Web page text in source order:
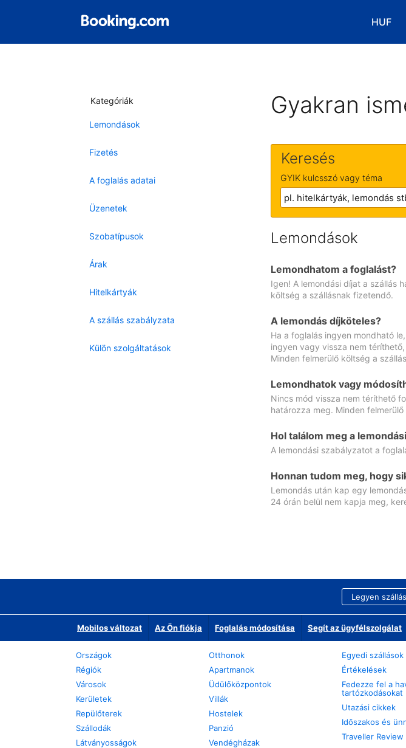
HUF
Kategóriák
Lemondások
Fizetés
A foglalás adatai
Üzenetek
Szobatípusok
Árak
Hitelkártyák
A szállás szabályzata
Külön szolgáltatások
Gyakran
Keresés
GYIK kulcsszó vagy téma
Lemondások
Lemondhatom a foglalást?
Igen! A lemondási díjat a szállás
költség a szállásnak fizetendő.
A lemondás díjköteles?
Ha a foglalás ingyen mondható
ingyen vagy vissza nem
Minden felmerülő költség a
Lemondhatok vagy
Nincs mód vissza nem téríthető
határozza meg. Minden
Hol találom meg a
A lemondási szabályzatot a
Honnan tudom meg, hogy
Lemondás után kap egy
24 órán belül nem kapja meg,
Legyen
Mobilos változat Az Ön fiókja Foglalás módosítása Segít az ügyfélszolgálat
Országok
Régiók
Városok
Kerületek
Repülőterek
Szállodák
Látványosságok
Otthonok
Apartmanok
Üdülőközpontok
Villák
Hostelek
Panzió
Vendégházak
Egyedi szállások
Értékelések
Fedezze fel a
tartózkodásokat
Utazási cikkek
Időszakos és
Traveller Review